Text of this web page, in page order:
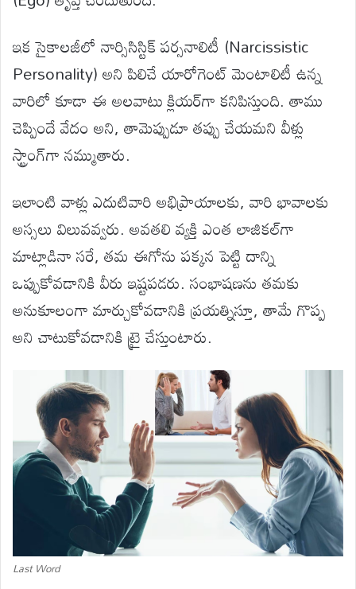
ఇక సైకాలజీలో నార్సిసిస్టిక్ పర్సనాలిటీ (Narcissistic
Personality) అని పిలిచే యారోగెంట్ మెంటాలిటీ ఉన్న
వారిలో కూడా ఈ అలవాటు క్లియర్‌గా కనిపిస్తుంది. తాము
చెప్పిందే వేదం అని, తామెప్పుడూ తప్పు చేయమని వీళ్లు
స్ట్రాంగ్‌గా నమ్ముతారు.
ఇలాంటి వాళ్లు ఎదుటివారి అభిప్రాయాలకు, వారి భావాలకు
అస్సలు విలువవ్వరు. అవతలి వ్యక్తి ఎంత లాజికల్‌గా
మాట్లాడినా సరే, తమ ఈగోను పక్కన పెట్టి దాన్ని
ఒప్పుకోవడానికి వీరు ఇష్టపడరు. సంభాషణను తమకు
అనుకూలంగా మార్చుకోవడానికి ప్రయత్నిస్తూ, తామే గొప్ప
అని చాటుకోవడానికి ట్రై చేస్తుంటారు.
Last Word